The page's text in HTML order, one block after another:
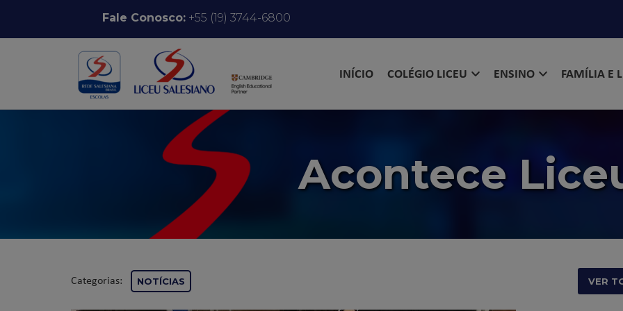
Pular para o conteúdoFale Conosco:+55 (19) 3744-6800
INÍCIO COLÉGIO LICEU ENSINO FAMÍLIA E
Acontece
Categorias: NOTÍCIAS VER